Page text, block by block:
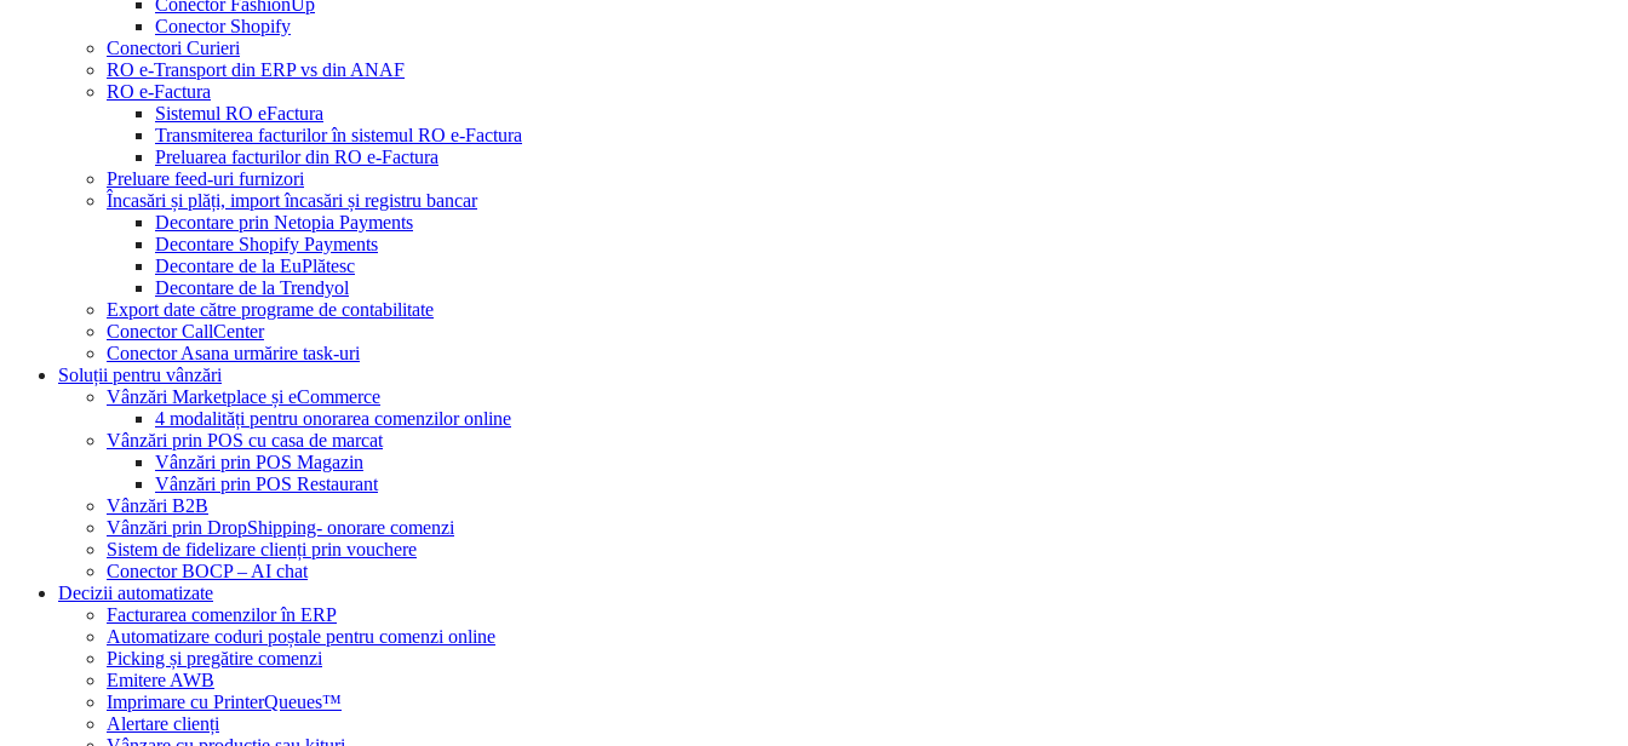
Conector FashionUp
Conector Shopify
Conectori Curieri
RO e-Transport din ERP vs din ANAF
RO e-Factura
Sistemul RO eFactura
Transmiterea facturilor în sistemul RO e-Factura
Preluarea facturilor din RO e-Factura
Preluare feed-uri furnizori
Încasări și plăți, import încasări și registru bancar
Decontare prin Netopia Payments
Decontare Shopify Payments
Decontare de la EuPlătesc
Decontare de la Trendyol
Export date către programe de contabilitate
Conector CallCenter
Conector Asana urmărire task-uri
Soluții pentru vânzări
Vânzări Marketplace și eCommerce
4 modalități pentru onorarea comenzilor online
Vânzări prin POS cu casa de marcat
Vânzări prin POS Magazin
Vânzări prin POS Restaurant
Vânzări B2B
Vânzări prin DropShipping- onorare comenzi
Sistem de fidelizare clienți prin vouchere
Conector BOCP – AI chat
Decizii automatizate
Facturarea comenzilor în ERP
Automatizare coduri poștale pentru comenzi online
Picking și pregătire comenzi
Emitere AWB
Imprimare cu PrinterQueues™
Alertare clienți